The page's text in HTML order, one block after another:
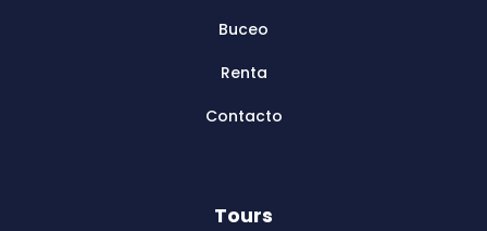
Buceo
Renta
Contacto
Tours